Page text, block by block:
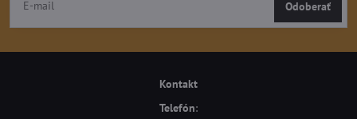
Odoberať
Kontakt
Telefón: